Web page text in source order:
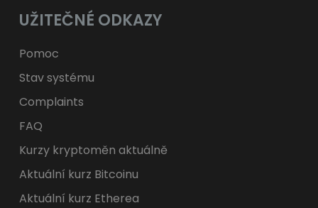
UŽITEČNÉ ODKAZY
Pomoc
Stav systému
Complaints
FAQ
Kurzy kryptoměn aktuálně
Aktuální kurz Bitcoinu
Aktuální kurz Etherea